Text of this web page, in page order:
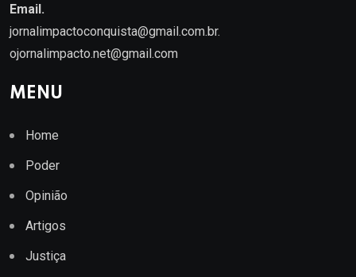
Email.
jornalimpactoconquista@gmail.com.br.
ojornalimpacto.net@gmail.com
MENU
Home
Poder
Opinião
Artigos
Justiça